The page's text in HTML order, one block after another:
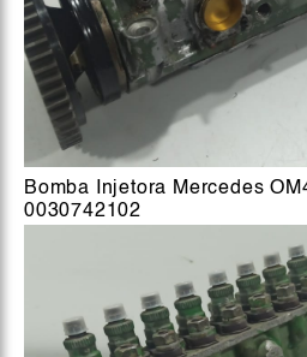
Bomba Injetora Mercedes
0030742102